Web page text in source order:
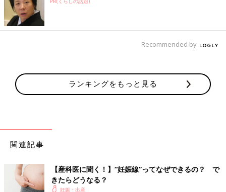
Recommended by
ランキングをもっと見る
関連記事
【産科医に聞く！】“妊娠線”ってなぜできるの？ で
きたらどうなる？
妊娠・出産